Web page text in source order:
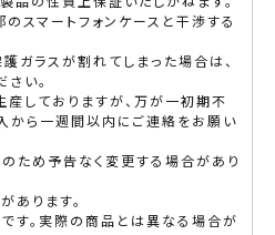
スマートフォンケースと干渉する
ガラスが割れてしまった場合は、
い。
しておりますが、万が一初期不
から一週間以内にご連絡をお願い
ため予告なく変更する場合があり
あります。
す。実際の商品とは異なる場合が